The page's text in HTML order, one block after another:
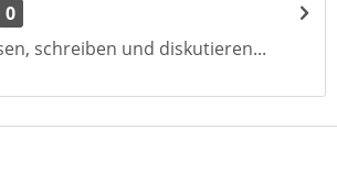
0
schreiben und diskutieren...